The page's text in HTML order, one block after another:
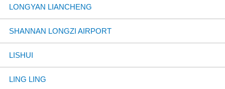
LONGYAN LIANCHENG
SHANNAN LONGZI AIRPORT
LISHUI
LING LING